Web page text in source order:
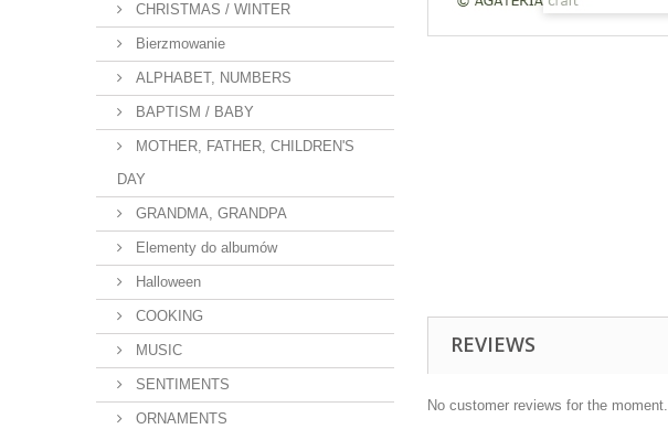
CHRISTMAS / WINTER
Bierzmowanie
ALPHABET, NUMBERS
BAPTISM / BABY
MOTHER, FATHER, CHILDREN'S
DAY
GRANDMA, GRANDPA
Elementy do albumów
Halloween
COOKING
MUSIC
SENTIMENTS
ORNAMENTS
REVIEWS
No customer reviews for the moment.